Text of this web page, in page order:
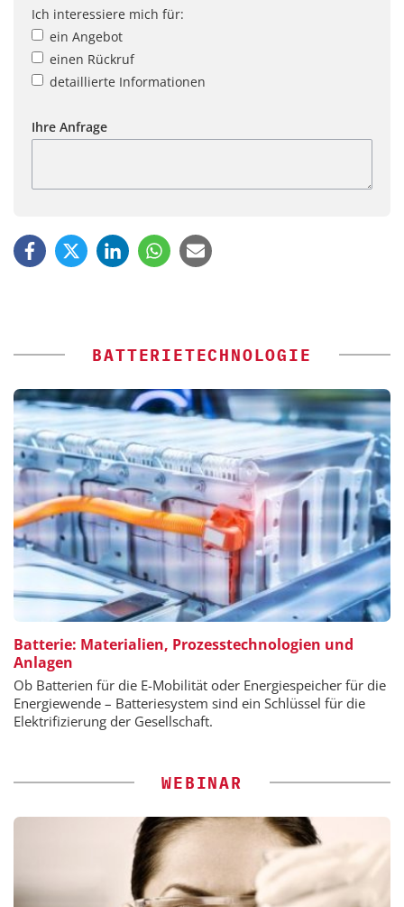
Ich interessiere mich für:
ein Angebot
einen Rückruf
detaillierte Informationen
Ihre Anfrage
BATTERIETECHNOLOGIE
Batterie: Materialien, Prozesstechnologien und
Anlagen
Ob Batterien für die E-Mobilität oder Energiespeicher für die
Energiewende – Batteriesystem sind ein Schlüssel für die
Elektrifizierung der Gesellschaft.
WEBINAR